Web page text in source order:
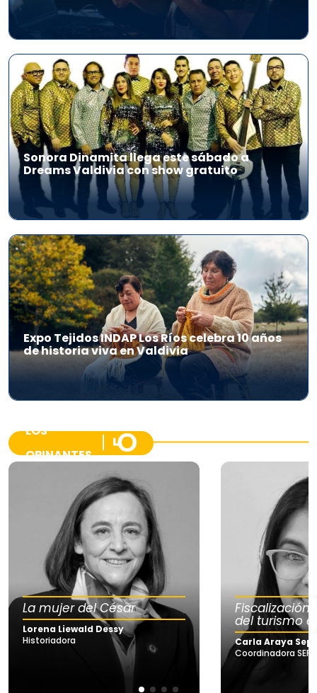
Sonora Dinamita llega este sábado a
Dreams Valdivia con show gratuito
Expo Tejidos INDAP Los Ríos celebra 10 años
de historia viva en Valdivia
LOS
OPINANTES
La mujer del César
Lorena Liewald Dessy
Historiadora
Fiscalización
del turismo
Carla Araya
Coordinadora